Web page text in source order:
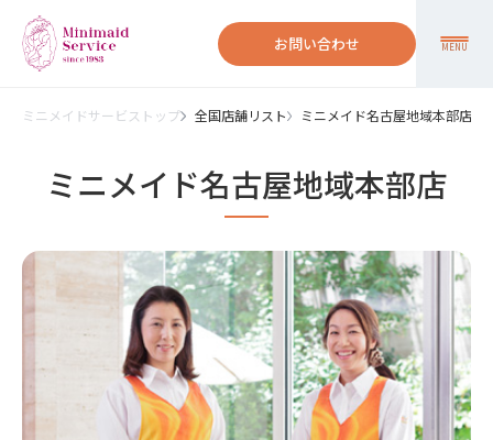
お問い合わせ MENU
ミニメイドサービストップ 全国店舗リスト ミニメイド名古屋地域本部店
ミニメイド名古屋地域本部店